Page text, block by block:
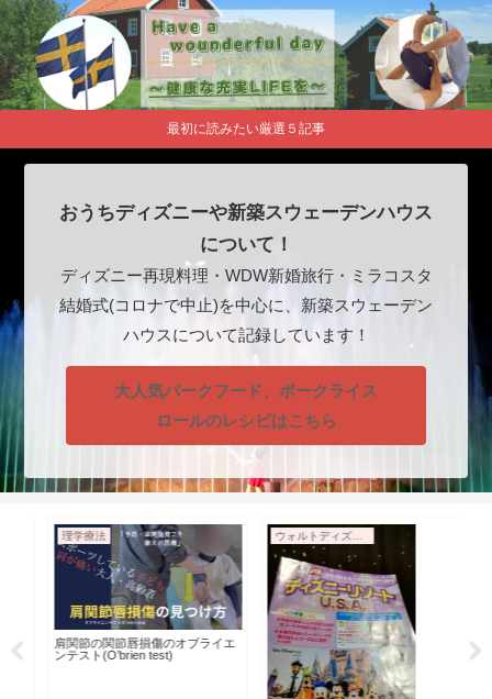
最初に読みたい厳選５記事
おうちディズニーや新築スウェーデンハウス
について！
ディズニー再現料理・WDW新婚旅行・ミラコスタ
結婚式(コロナで中止)を中心に、新築スウェーデン
ハウスについて記録しています！
大人気パークフード、ポークライス
ロールのレシピはこちら
理学療法
肩関節の関節唇損傷のオブライエ
ンテスト(O’brien test)
ウォルトディズニーワールド新婚旅行
男
編